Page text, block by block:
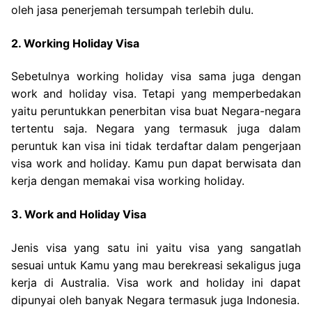
oleh jasa penerjemah tersumpah terlebih dulu.
2. Working Holiday Visa
Sebetulnya working holiday visa sama juga dengan
work and holiday visa. Tetapi yang memperbedakan
yaitu peruntukkan penerbitan visa buat Negara-negara
tertentu saja. Negara yang termasuk juga dalam
peruntuk kan visa ini tidak terdaftar dalam pengerjaan
visa work and holiday. Kamu pun dapat berwisata dan
kerja dengan memakai visa working holiday.
3. Work and Holiday Visa
Jenis visa yang satu ini yaitu visa yang sangatlah
sesuai untuk Kamu yang mau berekreasi sekaligus juga
kerja di Australia. Visa work and holiday ini dapat
dipunyai oleh banyak Negara termasuk juga Indonesia.